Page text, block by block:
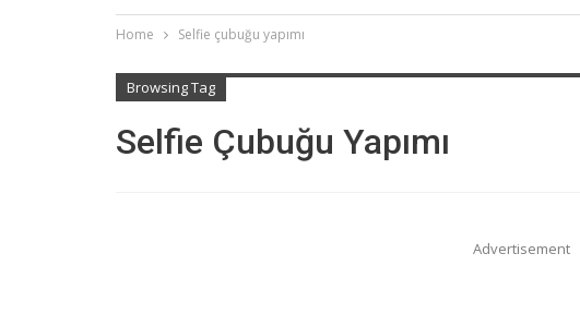
Home Selfie çubuğu yapımı
Browsing Tag
Selfie Çubuğu Yapımı
Advertisement